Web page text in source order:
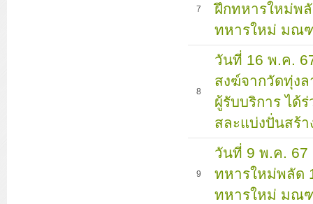
7
ฝึกทหารใหม่พ
ทหารใหม่ มณ
8
วันที่ 16 พ.ค.
สงฆ์จากวัดทุ่ง
ผู้รับบริการ ได้
สละแบ่งปั่นสร้
9
วันที่ 9 พ.ค. 67
ทหารใหม่พลัด
ทหารใหม่ มณ